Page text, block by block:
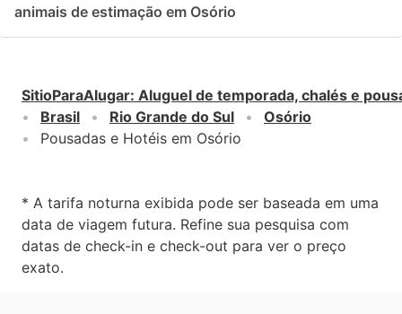
animais de estimação em Osório
SitioParaAlugar: Aluguel de temporada, chalés e
Brasil
Rio Grande do Sul
Osório
Pousadas e Hotéis em Osório
* A tarifa noturna exibida pode ser baseada em uma
data de viagem futura. Refine sua pesquisa com
datas de check-in e check-out para ver o preço
exato.